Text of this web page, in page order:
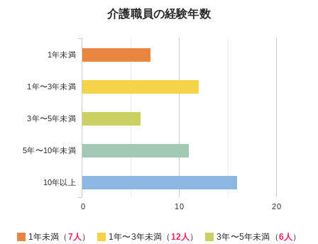
介護職員の経験年数
1年未満
1年〜3年未満
3年〜5年未満
5年〜10年未満
10年以上
0 10 20
1年未満（ 7人 ） 1年〜3年未満（ 12人 ） 3年〜5年未満（6人 ）